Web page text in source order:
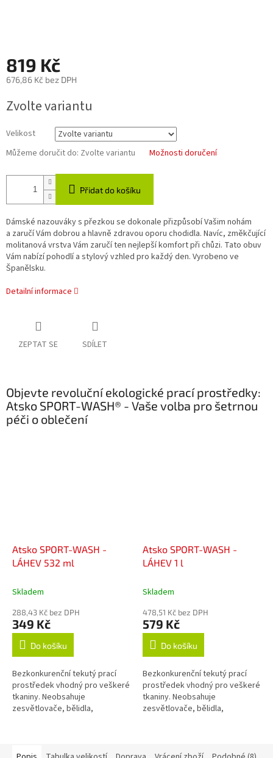
819 Kč
676,86 Kč bez DPH
cena:
Zvolte variantu
Velikost
Můžeme doručit do: Zvolte variantu Možnosti doručení
Přidat do košíku
Dámské nazouváky s přezkou se dokonale přizpůsobí Vašim nohám
a zaručí Vám dobrou a hlavně zdravou oporu chodidla. Navíc, změkčující
molitanová vrstva Vám zaručí ten nejlepší komfort při chůzi. Tato obuv
Vám nabízí pohodlí a stylový vzhled pro každý den. Vyrobeno ve
Španělsku.
Detailní informace
ZEPTAT SE SDÍLET
Objevte revoluční ekologické prací prostředky:
Atsko SPORT-WASH® - Vaše volba pro šetrnou
péči o oblečení
Atsko SPORT-WASH -
LÁHEV 532 ml
Skladem
288,43 Kč bez DPH
349 Kč
Do košíku
Bezkonkurenční tekutý prací
prostředek vhodný pro veškeré
tkaniny. Neobsahuje
zesvětlovače, bělidla,
Atsko SPORT-WASH -
LÁHEV 1 l
Skladem
478,51 Kč bez DPH
579 Kč
Do košíku
Bezkonkurenční tekutý prací
prostředek vhodný pro veškeré
tkaniny. Neobsahuje
zesvětlovače, bělidla,